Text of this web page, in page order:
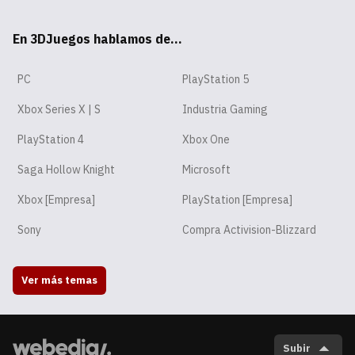
pp
ok
En 3DJuegos hablamos de...
PC PlayStation 5
Xbox Series X | S Industria Gaming
PlayStation 4 Xbox One
Saga Hollow Knight Microsoft
Xbox [Empresa] PlayStation [Empresa]
Sony Compra Activision-Blizzard
Ver más temas
Subir